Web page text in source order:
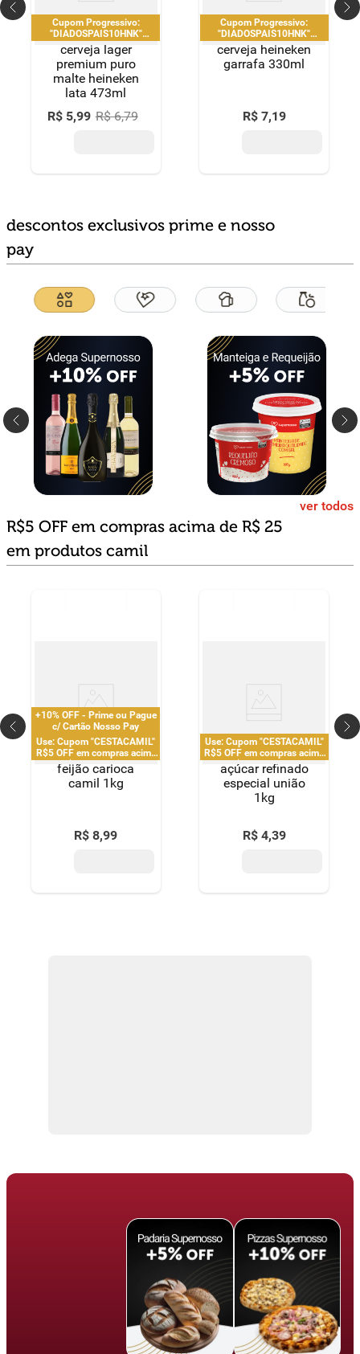
Cupom Progressivo:
"DIADOSPAIS10HNK"
|"DIADOSPAIS20HNK" |
"DIADOSPAIS30HNK" |
limitado a 2 pedido por CPF
cerveja lager
premium puro
malte heineken
lata 473ml
R$ 5,99 R$ 6,79
Cupom Progressivo:
"DIADOSPAIS10HNK"
|"DIADOSPAIS20HNK" |
"DIADOSPAIS30HNK" |
limitado a 2 pedido por CPF
cerveja heineken
garrafa 330ml
R$ 7,19
descontos exclusivos prime e nosso
pay
R$5 OFF em compras acima de R$ 25
em produtos camil
ver todos
+10% OFF - Prime ou Pague
c/ Cartão Nosso Pay
Use: Cupom "CESTACAMIL"
R$5 OFF em compras acima
de R$ 25 | limitado a 2
pedido por CPF
feijão carioca
camil 1kg
R$ 8,99
Use: Cupom "CESTACAMIL"
R$5 OFF em compras acima
de R$ 25 | limitado a 2
pedido por CPF
açúcar refinado
especial união
1kg
R$ 4,39